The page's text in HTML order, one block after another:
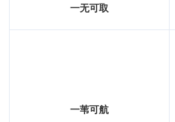
一无可取
一苇可航